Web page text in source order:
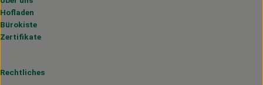
Hofladen
Bürokiste
Zertifikate
Rechtliches